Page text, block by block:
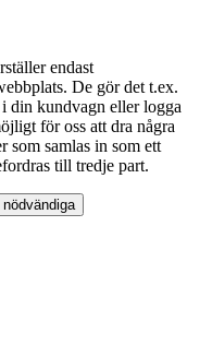
endast
De gör det t.ex.
din kundvagn eller logga
för oss att dra några
som samlas in som ett
till tredje part.